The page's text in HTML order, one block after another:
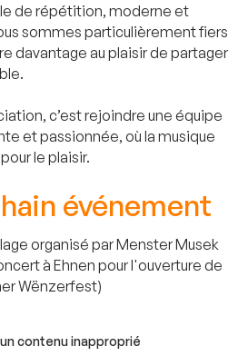
de répétition, moderne et
sommes particulièrement fiers
davantage au plaisir de partager
c’est rejoindre une équipe
et passionnée, où la musique
le plaisir.
événement
organisé par Menster Musek
à Ehnen pour l'ouverture de
Wënzerfest)
contenu inapproprié